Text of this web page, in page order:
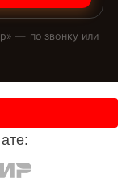
» — по звонку или